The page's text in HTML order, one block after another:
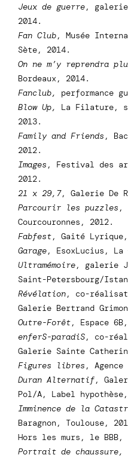
Jeux de guerre, galerie
2014.
Fan Club, Musée
Sète, 2014.
On ne m’y reprendra
Bordeaux, 2014.
Fanclub, performance
Blow Up, La Filature,
2013.
Family and Friends ,
2012.
Images , Festival des
2012.
21 x 29,7, Galerie De
Parcourir les puzzles ,
Courcouronnes, 2012.
Fabfest, Gaité
Garage, EsoxLucius,
Ultramémoire, galerie
Saint-Petersbourg/
Révélation, co-
Galerie Bertrand
Outre-Forêt, Espace
enferS-paradiS, co-
Galerie Sainte
Figures libres ,
Duran Alternatif,
Pol/A, Label
Imminence de la
Baragnon, Toulouse,
Hors les murs, le BBB,
Portrait de